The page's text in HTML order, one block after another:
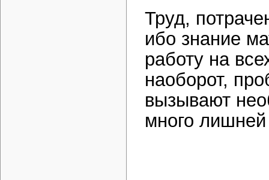
Труд,
ибо знание
работу на
наоборот,
вызывают
много